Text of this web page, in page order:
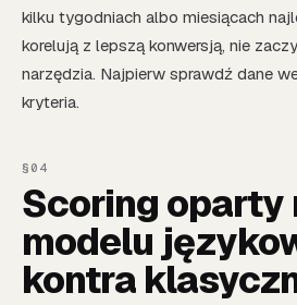
kilku tygodniach albo miesiącach
korelują z lepszą konwersją, nie
narzędzia. Najpierw sprawdź dane
kryteria.
Scoring oparty
modelu
kontra